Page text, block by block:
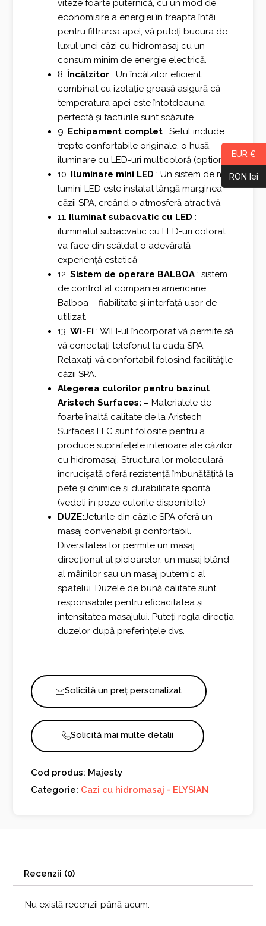
viteze foarte puternică, cu un mod de
economisire a energiei în treapta întâi
pentru filtrarea apei, vă puteți bucura de
luxul unei căzi cu hidromasaj cu un
consum minim de energie electrică.
8. Încălzitor : Un încălzitor eficient
combinat cu izolație groasă asigură că
temperatura apei este întotdeauna
perfectă și facturile sunt scăzute.
9. Echipament complet : Setul include
trepte confortabile originale, o husă,
iluminare cu LED-uri multicoloră (optional)
10. Iluminare mini LED : Un sistem de mini
lumini LED este instalat lângă marginea
căzii SPA, creând o atmosferă atractivă.
11. Iluminat subacvatic cu LED :
iluminatul subacvatic cu LED-uri colorat
va face din scăldat o adevărată
experiență estetică
12.Sistem de operare BALBOA : sistem
de control al companiei americane
Balboa – fiabilitate și interfață ușor de
utilizat.
13.Wi-Fi : WIFI-ul încorporat vă permite să
vă conectați telefonul la cada SPA.
Relaxați-vă confortabil folosind facilitățile
căzii SPA.
Alegerea culorilor pentru bazinul
Aristech Surfaces: –Materialele de
foarte înaltă calitate de la Aristech
Surfaces LLC sunt folosite pentru a
produce suprafețele interioare ale căzilor
cu hidromasaj. Structura lor moleculară
încrucișată oferă rezistență îmbunătățită la
pete și chimice și durabilitate sporită
(vedeti in poze culorile disponibile)
DUZE:Jeturile din căzile SPA oferă un
masaj convenabil și confortabil.
Diversitatea lor permite un masaj
direcțional al picioarelor, un masaj blând
al mâinilor sau un masaj puternic al
spatelui. Duzele de bună calitate sunt
responsabile pentru eficacitatea și
intensitatea masajului. Puteți regla direcția
duzelor după preferințele dvs.
Solicită un preț personalizat
Solicită mai multe detalii
Cod produs: Majesty
Categorie: Cazi cu hidromasaj - ELYSIAN
Recenzii (0)
Nu există recenzii până acum.
EUR €
RON lei